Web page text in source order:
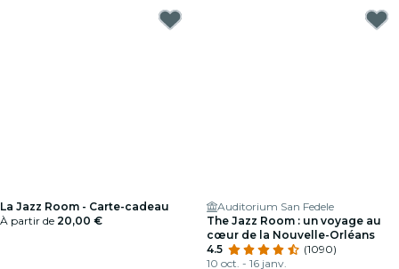
La Jazz Room - Carte-cadeau
À partir de 20,00 €
Auditorium San Fedele
The Jazz Room : un voyage au
cœur de la Nouvelle-Orléans
4.5
(1090)
10 oct. - 16 janv.